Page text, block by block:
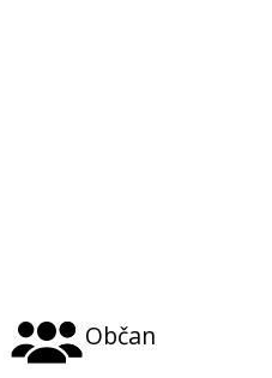
Občan